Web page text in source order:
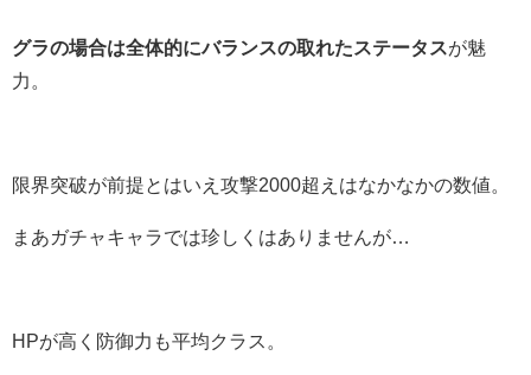
グラの場合は全体的にバランスの取れたステータスが魅
力。
限界突破が前提とはいえ攻撃2000超えはなかなかの数値。
まあガチャキャラでは珍しくはありませんが…
HPが高く防御力も平均クラス。